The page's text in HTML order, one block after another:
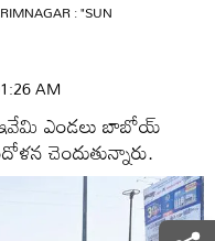
: "SUN
AM
ఇవేమి ఎండలు బాబోయ్‌
చెందుతున్నారు.